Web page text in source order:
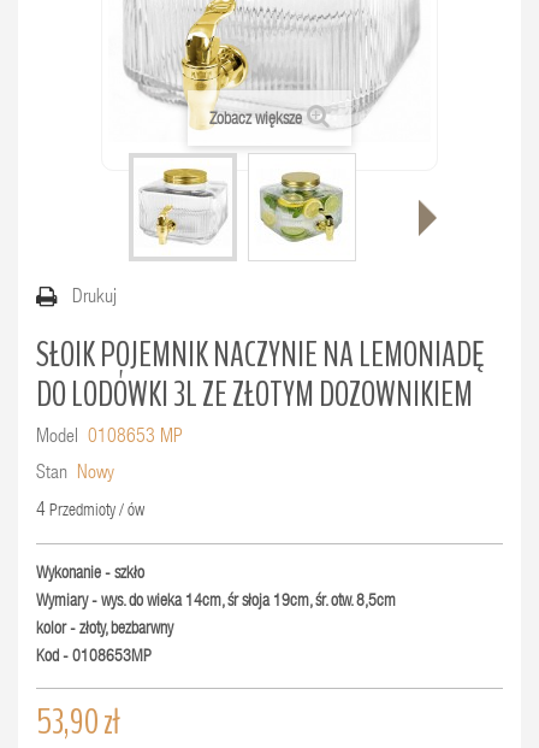
Zobacz większe
Drukuj
SŁOIK POJEMNIK NACZYNIE NA LEMONIADĘ
DO LODÓWKI 3L ZE ZŁOTYM DOZOWNIKIEM
Model 0108653 MP
Stan Nowy
4 Przedmioty / ów
Wykonanie - szkło
Wymiary - wys. do wieka 14cm, śr słoja 19cm, śr. otw. 8,5cm
kolor - złoty, bezbarwny
Kod - 0108653MP
53,90 zł